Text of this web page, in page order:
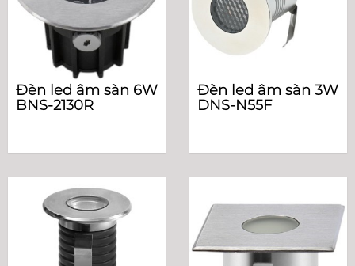
Đèn led âm sàn 6W
BNS-2130R
Đèn led âm sàn 3W
DNS-N55F